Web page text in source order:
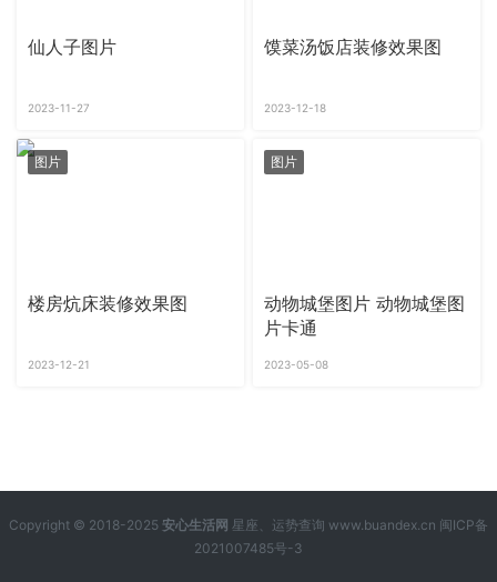
仙人子图片
2023-11-27
馍菜汤饭店装修效果图
2023-12-18
图片
楼房炕床装修效果图
2023-12-21
图片
动物城堡图片 动物城堡图
片卡通
2023-05-08
Copyright © 2018-2025 安心生活网 星座、运势查询 www.buandex.cn 闽ICP备
2021007485号-3